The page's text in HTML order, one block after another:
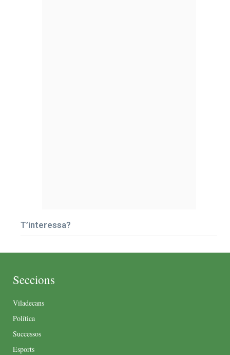
T’interessa?
Seccions
Viladecans
Política
Successos
Esports